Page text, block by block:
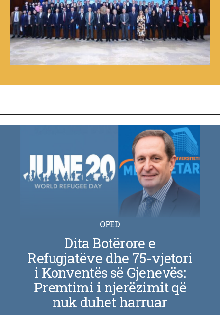
OPED
Dita Botërore e
Refugjatëve dhe 75-vjetori
i Konventës së Gjenevës:
Premtimi i njerëzimit që
nuk duhet harruar